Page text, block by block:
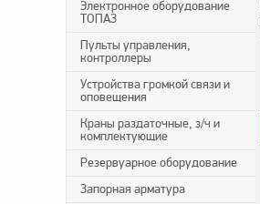
Электронное оборудование
ТОПАЗ
Пульты управления,
контроллеры
Устройства громкой связи и
оповещения
Краны раздаточные, з/ч и
комплектующие
Резервуарное оборудование
Запорная арматура